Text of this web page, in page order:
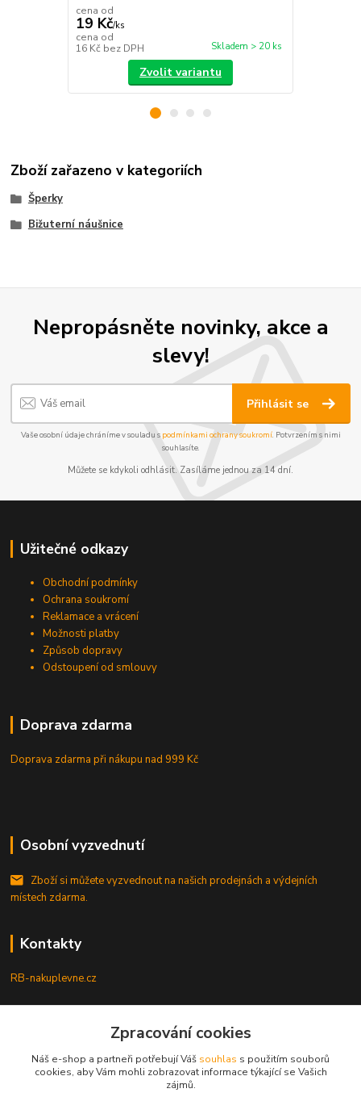
cena od
19 Kč/ks
cena od
16 Kč bez DPH Skladem > 20 ks
Zvolit variantu
Zboží zařazeno v kategoriích
Šperky
Bižuterní náušnice
Nepropásněte novinky, akce a
slevy!
Přihlásit se
Vaše osobní údaje chráníme v souladu s podmínkami ochrany soukromí. Potvrzením s nimi
souhlasíte.
Můžete se kdykoli odhlásit. Zasíláme jednou za 14 dní.
Užitečné odkazy
Obchodní podmínky
Ochrana soukromí
Reklamace a vrácení
Možnosti platby
Způsob dopravy
Odstoupení od smlouvy
Doprava zdarma
Doprava zdarma při nákupunad 999 Kč
Osobní vyzvednutí
Zboží si můžete vyzvednout na našich prodejnách a výdejních
místech zdarma.
Kontakty
RB-nakuplevne.cz
+420 222722421
info@rb-nakuplevne.cz
Zpracování cookies
Náš e-shop a partneři potřebují Váš souhlas s použitím souborů
cookies, aby Vám mohli zobrazovat informace týkající se Vašich
zájmů.